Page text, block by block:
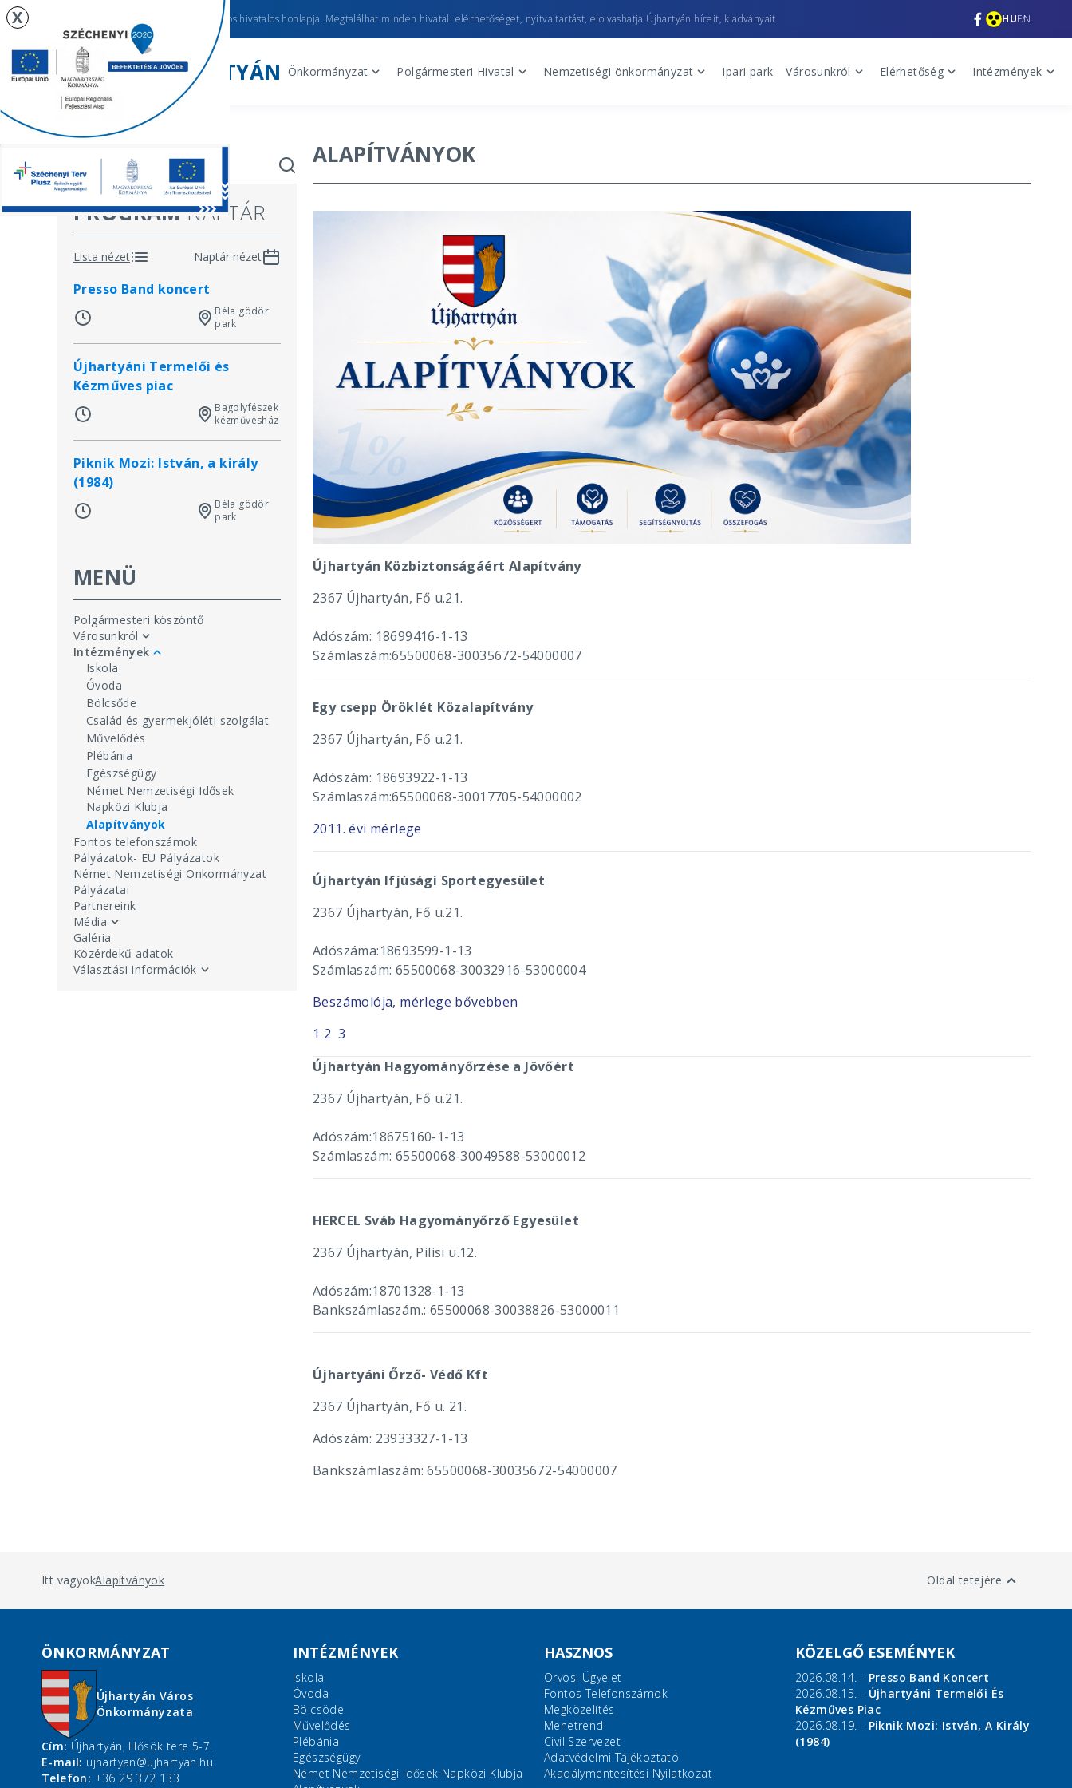
város hivatalos honlapja. Megtalálhat minden hivatali elérhetőséget, nyitva tartást, elolvashatja Újhartyán híreit, kiadványait. HUEN
ÚJHARTYÁN Önkormányzat Polgármesteri Hivatal Nemzetiségi önkormányzat Ipari park Városunkról Elérhetőség Intézmények
PROGRAMNAPTÁR
Lista nézet Naptár nézet
Presso Band koncert
Béla gödör
park
Újhartyáni Termelői és
Kézműves piac
Bagolyfészek
kézművesház
Piknik Mozi: István, a király
(1984)
Béla gödör
park
MENÜ
Polgármesteri köszöntő
Városunkról
Intézmények
Iskola
Óvoda
Bölcsőde
Család és gyermekjóléti szolgálat
Művelődés
Plébánia
Egészségügy
Német Nemzetiségi Idősek
Napközi Klubja
Alapítványok
Fontos telefonszámok
Pályázatok- EU Pályázatok
Német Nemzetiségi Önkormányzat
Pályázatai
Partnereink
Média
Galéria
Közérdekű adatok
Választási Információk
ALAPÍTVÁNYOK
Újhartyán Közbiztonságáért Alapítvány
2367 Újhartyán, Fő u.21.
Adószám: 18699416-1-13
Számlaszám:65500068-30035672-54000007
Egy csepp Öröklét Közalapítvány
2367 Újhartyán, Fő u.21.
Adószám: 18693922-1-13
Számlaszám:65500068-30017705-54000002
2011. évi mérlege
Újhartyán Ifjúsági Sportegyesület
2367 Újhartyán, Fő u.21.
Adószáma:18693599-1-13
Számlaszám: 65500068-30032916-53000004
Beszámolója, mérlege bővebben
1 2 3
Újhartyán Hagyományőrzése a Jövőért
2367 Újhartyán, Fő u.21.
Adószám:18675160-1-13
Számlaszám: 65500068-30049588-53000012
HERCEL Sváb Hagyományőrző Egyesület
2367 Újhartyán, Pilisi u.12.
Adószám:18701328-1-13
Bankszámlaszám.: 65500068-30038826-53000011
Újhartyáni Őrző- Védő Kft
2367 Újhartyán, Fő u. 21.
Adószám: 23933327-1-13
Bankszámlaszám: 65500068-30035672-54000007
Itt vagyok:Alapítványok Oldal tetejére
ÖNKORMÁNYZAT
Újhartyán Város
Önkormányzata
Cím: Újhartyán, Hősök tere 5-7.
E-mail: ujhartyan@ujhartyan.hu
Telefon: +36 29 372 133
INTÉZMÉNYEK
Iskola
Óvoda
Bölcsöde
Művelődés
Plébánia
Egészségügy
Német Nemzetiségi Idősek Napközi Klubja
HASZNOS
Orvosi Ügyelet
Fontos Telefonszámok
Megközelítés
Menetrend
Civil Szervezet
Adatvédelmi Tájékoztató
Akadálymentesítési Nyilatkozat
KÖZELGŐ ESEMÉNYEK
2026.08.14. - Presso Band Koncert
2026.08.15. - Újhartyáni Termelői És
Kézműves Piac
2026.08.19. - Piknik Mozi: István, A Király
(1984)
X